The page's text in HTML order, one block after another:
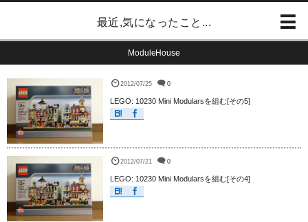
最近,気になったこと...
ModuleHouse
2012/07/25 0
LEGO: 10230 Mini Modularsを組む[その5]
2012/07/21 0
LEGO: 10230 Mini Modularsを組む[その4]